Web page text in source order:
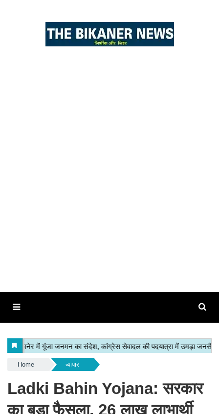
Home व्यापार
Ladki Bahin Yojana: सरकार
का बड़ा फैसला, 26 लाख लाभार्थी